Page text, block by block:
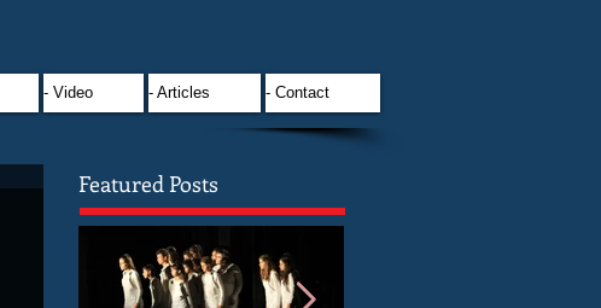
- Video - Articles - Contact
Featured Posts